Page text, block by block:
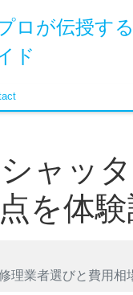
ロが伝授す
ド
ャッ
を体
理業者選びと費用相